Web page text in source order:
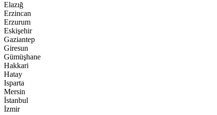
Elazığ
Erzincan
Erzurum
Eskişehir
Gaziantep
Giresun
Gümüşhane
Hakkari
Hatay
Isparta
Mersin
İstanbul
İzmir